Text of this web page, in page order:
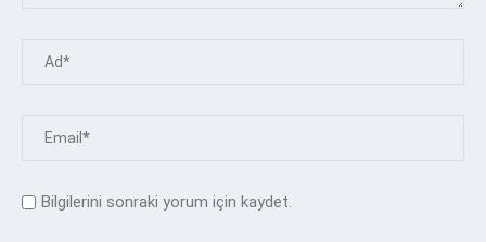
Bilgilerini sonraki yorum için kaydet.